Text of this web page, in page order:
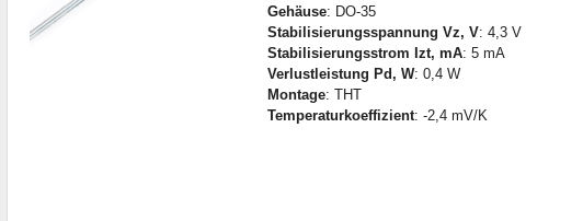
Gehäuse: DO-35
Stabilisierungsspannung Vz, V: 4,3 V
Stabilisierungsstrom Izt, mA: 5 mA
Verlustleistung Pd, W: 0,4 W
Montage: THT
Temperaturkoeffizient: -2,4 mV/K